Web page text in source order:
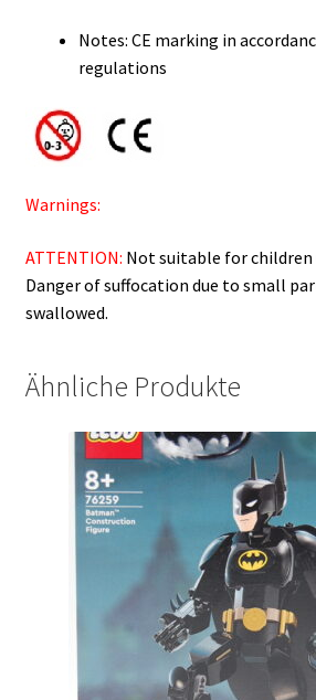
Notes: CE marking in
regulations
Warnings:
ATTENTION: Not suitable for children
Danger of suffocation due to small
swallowed.
Ähnliche Produkte